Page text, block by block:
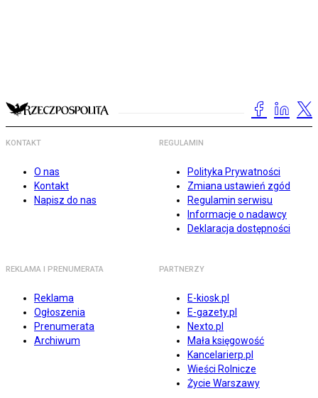
KONTAKT
O nas
Kontakt
Napisz do nas
REGULAMIN
Polityka Prywatności
Zmiana ustawień zgód
Regulamin serwisu
Informacje o nadawcy
Deklaracja dostępności
REKLAMA I PRENUMERATA
Reklama
Ogłoszenia
Prenumerata
Archiwum
PARTNERZY
E-kiosk.pl
E-gazety.pl
Nexto.pl
Mała księgowość
Kancelarierp.pl
Wieści Rolnicze
Życie Warszawy